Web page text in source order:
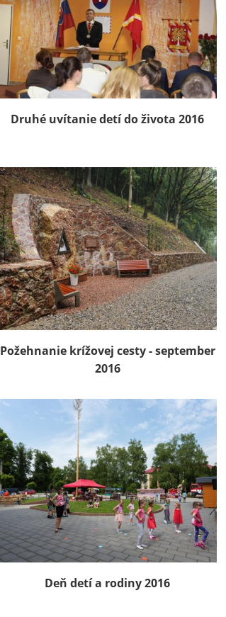
Druhé uvítanie detí do života 2016
Požehnanie krížovej cesty - september
2016
Deň detí a rodiny 2016